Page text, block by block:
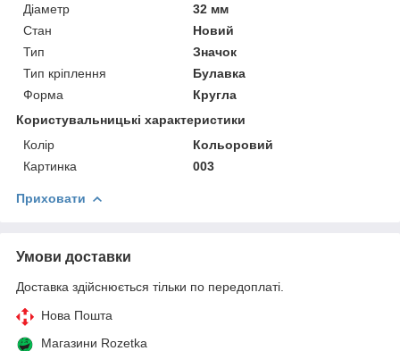
Діаметр
32 мм
Стан
Новий
Тип
Значок
Тип кріплення
Булавка
Форма
Кругла
Користувальницькі характеристики
Колір
Кольоровий
Картинка
003
Приховати
Умови доставки
Доставка здійснюється тільки по передоплаті.
Нова Пошта
Магазини Rozetka